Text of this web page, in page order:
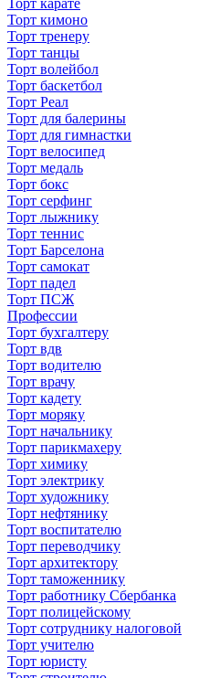
Торт карате
Торт кимоно
Торт тренеру
Торт танцы
Торт волейбол
Торт баскетбол
Торт Реал
Торт для балерины
Торт для гимнастки
Торт велосипед
Торт медаль
Торт бокс
Торт серфинг
Торт лыжнику
Торт теннис
Торт Барселона
Торт самокат
Торт падел
Торт ПСЖ
Профессии
Торт бухгалтеру
Торт вдв
Торт водителю
Торт врачу
Торт кадету
Торт моряку
Торт начальнику
Торт парикмахеру
Торт химику
Торт электрику
Торт художнику
Торт нефтянику
Торт воспитателю
Торт переводчику
Торт архитектору
Торт таможеннику
Торт работнику Сбербанка
Торт полицейскому
Торт сотруднику налоговой
Торт учителю
Торт юристу